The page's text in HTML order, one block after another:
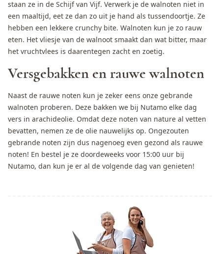
staan ze in de Schijf van Vijf. Verwerk je de walnoten niet in
een maaltijd, eet ze dan zo uit je hand als tussendoortje. Ze
hebben een lekkere crunchy bite. Walnoten kun je zo rauw
eten. Het vliesje van de walnoot smaakt dan wat bitter, maar
het vruchtvlees is daarentegen zacht en zoetig.
Versgebakken en rauwe walnoten
Naast de rauwe noten kun je zeker eens onze gebrande
walnoten proberen. Deze bakken we bij Nutamo elke dag
vers in arachideolie. Omdat deze noten van nature al vetten
bevatten, nemen ze de olie nauwelijks op. Ongezouten
gebrande noten zijn dus nagenoeg even gezond als rauwe
noten! En bestel je ze doordeweeks voor 15:00 uur bij
Nutamo, dan kun je er al de volgende dag van genieten!